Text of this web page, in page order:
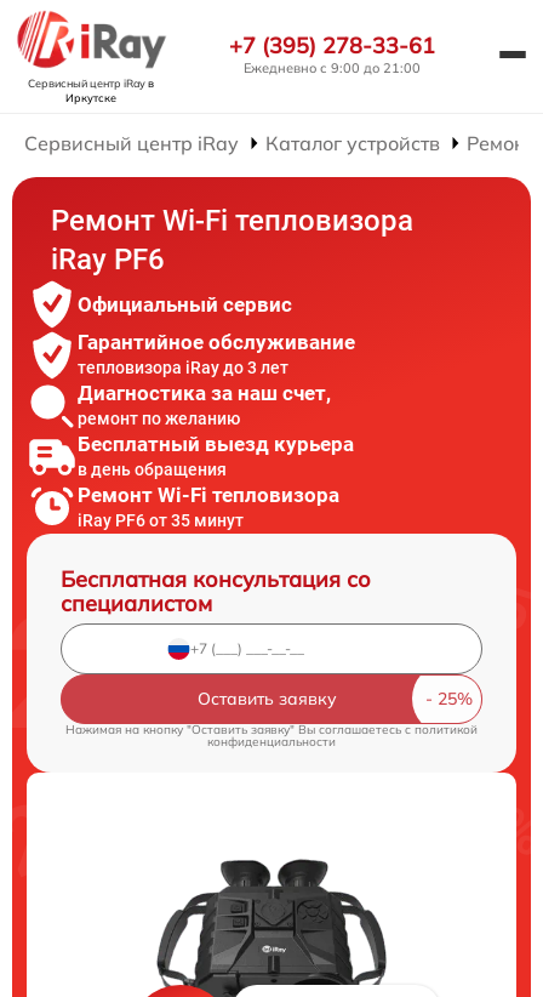
Сервисный центр iRayв
Иркутске
+7 (395) 278-33-61
Ежедневно с 9:00 до 21:00
Сервисный центр iRay Каталог устройств Ремонт
Ремонт Wi-Fi тепловизора
iRay PF6
Официальный сервис
Гарантийное обслуживание
тепловизора iRay до 3 лет
Диагностика за наш счет,
ремонт по желанию
Бесплатный выезд курьера
в день обращения
Ремонт Wi-Fi тепловизора
iRay PF6 от 35 минут
Бесплатная консультация со
специалистом
Оставить заявку
Нажимая на кнопку "Оставить заявку" Вы соглашаетесь cполитикой
конфиденциальности